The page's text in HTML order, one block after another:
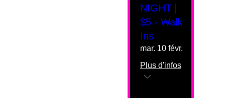
NIGHT |
$5 - Walk
Ins
mar. 10 févr.
Plus d'infos